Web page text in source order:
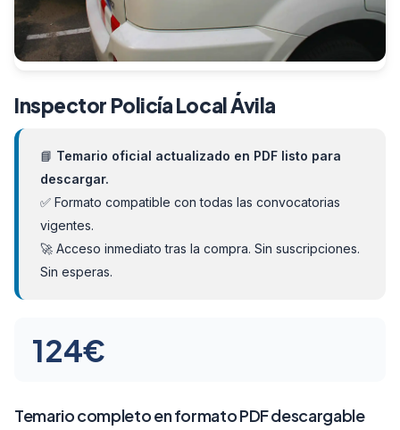
Inspector Policía Local Ávila
📘 Temario oficial actualizado en PDF listo para
descargar.
✅ Formato compatible con todas las convocatorias
vigentes.
🚀 Acceso inmediato tras la compra. Sin suscripciones.
Sin esperas.
124€
Temario completo en formato PDF descargable